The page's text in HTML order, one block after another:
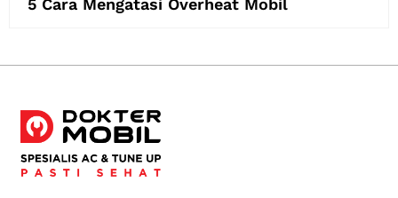
5 Cara Mengatasi Overheat Mobil